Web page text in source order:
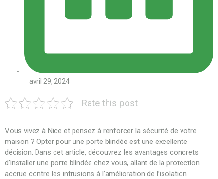
avril 29, 2024
Rate this post
Vous vivez à Nice et pensez à renforcer la sécurité de votre
maison ? Opter pour une porte blindée est une excellente
décision. Dans cet article, découvrez les avantages concrets
d’installer une porte blindée chez vous, allant de la protection
accrue contre les intrusions à l’amélioration de l’isolation